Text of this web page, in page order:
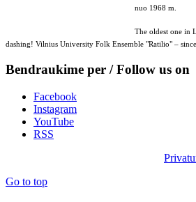
nuo 1968 m.
The oldest one in
dashing! Vilnius University Folk Ensemble "Ratilio" – since
Bendraukime per / Follow us on
Facebook
Instagram
YouTube
RSS
Go to top